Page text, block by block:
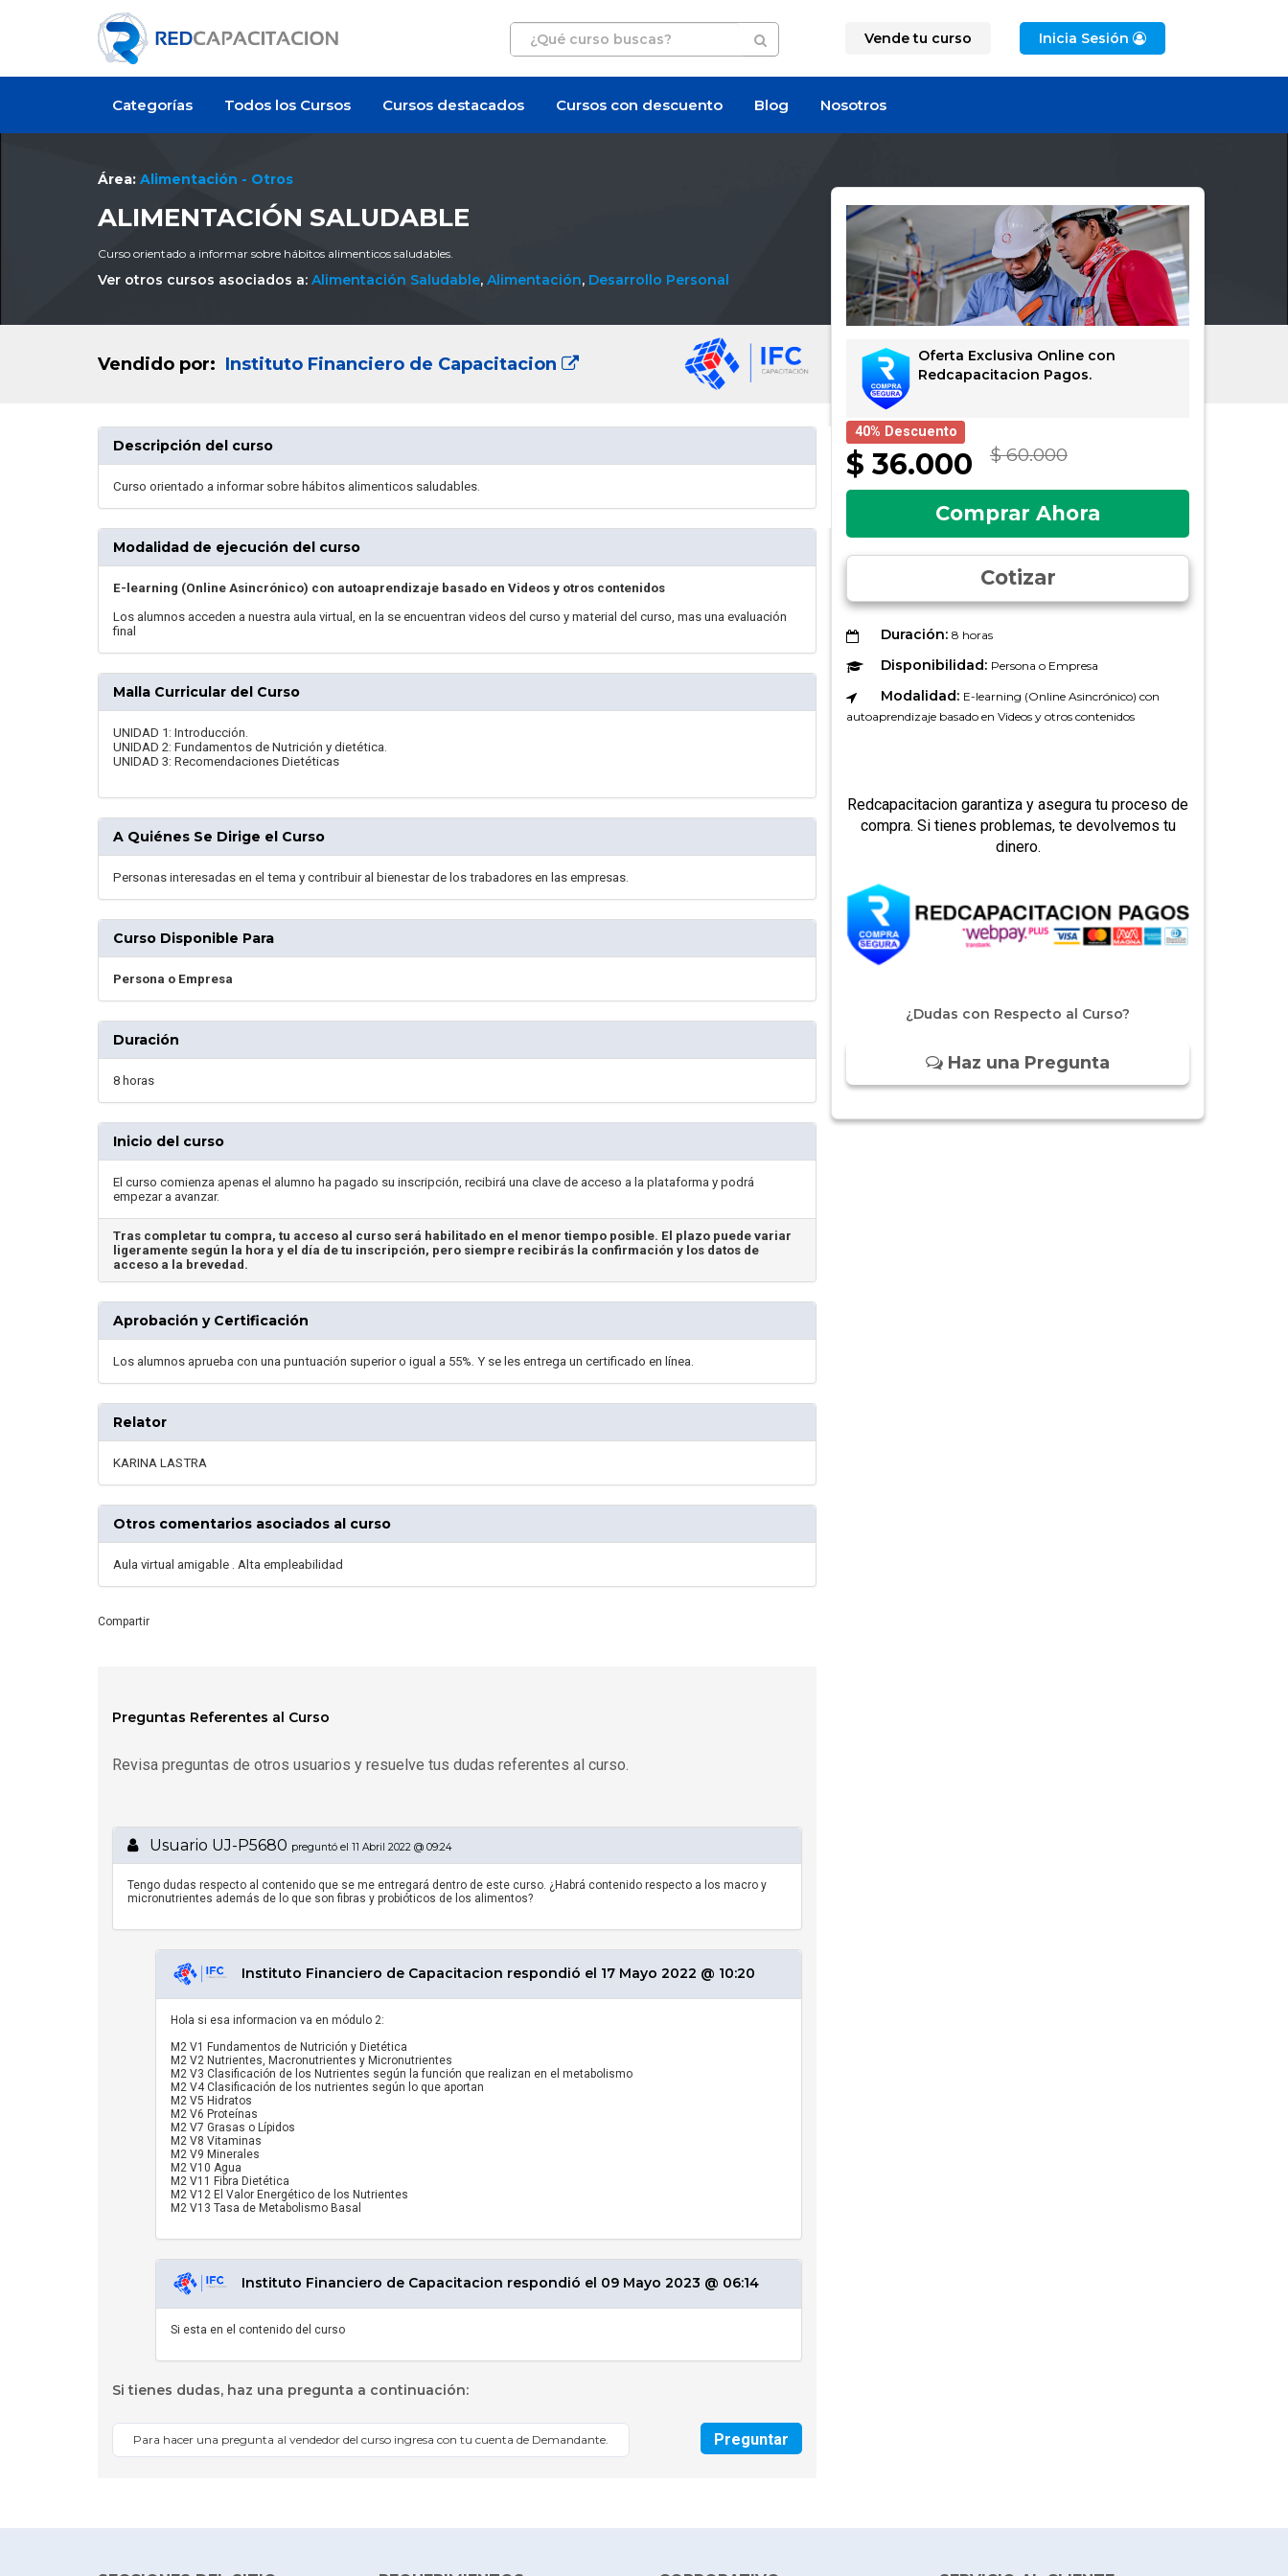
Vende tu curso Inicia Sesión
Categorías Todos los Cursos Cursos destacados Cursos con descuento Blog Nosotros
Área: Alimentación - Otros
ALIMENTACIÓN SALUDABLE
Curso orientado a informar sobre hábitos alimenticos saludables.
Ver otros cursos asociados a: Alimentación Saludable, Alimentación, Desarrollo Personal
Vendido por: Instituto Financiero de Capacitacion
Oferta Exclusiva Online con
Redcapacitacion Pagos.
40% Descuento
$ 36.000 $ 60.000
Comprar Ahora
Cotizar
Duración: 8 horas
Disponibilidad: Persona o Empresa
Modalidad: E-learning (Online Asincrónico) con
autoaprendizaje basado en Videos y otros contenidos
Redcapacitacion garantiza y asegura tu proceso de
compra. Si tienes problemas, te devolvemos tu
dinero.
¿Dudas con Respecto al Curso?
Haz una Pregunta
Descripción del curso
Curso orientado a informar sobre hábitos alimenticos saludables.
Modalidad de ejecución del curso
E-learning (Online Asincrónico) con autoaprendizaje basado en Videos y otros contenidos
Los alumnos acceden a nuestra aula virtual, en la se encuentran videos del curso y material del curso, mas una evaluación
final
Malla Curricular del Curso
UNIDAD 1: Introducción.
UNIDAD 2: Fundamentos de Nutrición y dietética.
UNIDAD 3: Recomendaciones Dietéticas
A Quiénes Se Dirige el Curso
Personas interesadas en el tema y contribuir al bienestar de los trabadores en las empresas.
Curso Disponible Para
Persona o Empresa
Duración
8 horas
Inicio del curso
El curso comienza apenas el alumno ha pagado su inscripción, recibirá una clave de acceso a la plataforma y podrá
empezar a avanzar.
Tras completar tu compra, tu acceso al curso será habilitado en el menor tiempo posible. El plazo puede variar
ligeramente según la hora y el día de tu inscripción, pero siempre recibirás la confirmación y los datos de
acceso a la brevedad.
Aprobación y Certificación
Los alumnos aprueba con una puntuación superior o igual a 55%. Y se les entrega un certificado en línea.
Relator
KARINA LASTRA
Otros comentarios asociados al curso
Aula virtual amigable . Alta empleabilidad
Compartir
Preguntas Referentes al Curso
Revisa preguntas de otros usuarios y resuelve tus dudas referentes al curso.
Usuario UJ-P5680 preguntó el 11 Abril 2022 @ 09:24
Tengo dudas respecto al contenido que se me entregará dentro de este curso. ¿Habrá contenido respecto a los macro y
micronutrientes además de lo que son fibras y probióticos de los alimentos?
Instituto Financiero de Capacitacion respondió el 17 Mayo 2022 @ 10:20
Hola si esa informacion va en módulo 2:
M2 V1 Fundamentos de Nutrición y Dietética
M2 V2 Nutrientes, Macronutrientes y Micronutrientes
M2 V3 Clasificación de los Nutrientes según la función que realizan en el metabolismo
M2 V4 Clasificación de los nutrientes según lo que aportan
M2 V5 Hidratos
M2 V6 Proteínas
M2 V7 Grasas o Lípidos
M2 V8 Vitaminas
M2 V9 Minerales
M2 V10 Agua
M2 V11 Fibra Dietética
M2 V12 El Valor Energético de los Nutrientes
M2 V13 Tasa de Metabolismo Basal
Instituto Financiero de Capacitacion respondió el 09 Mayo 2023 @ 06:14
Si esta en el contenido del curso
Si tienes dudas, haz una pregunta a continuación:
Para hacer una pregunta al vendedor del curso ingresa con tu cuenta de Demandante. Preguntar